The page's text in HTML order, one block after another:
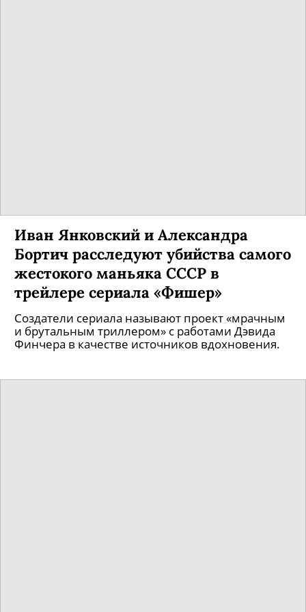
Иван Янковский и Александра
Бортич расследуют убийства самого
жестокого маньяка СССР в
трейлере сериала «Фишер»
Создатели сериала называют проект «мрачным
и брутальным триллером» с работами Дэвида
Финчера в качестве источников вдохновения.